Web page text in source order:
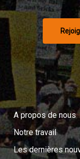
A propos de nous
Notre travail
Les dernières